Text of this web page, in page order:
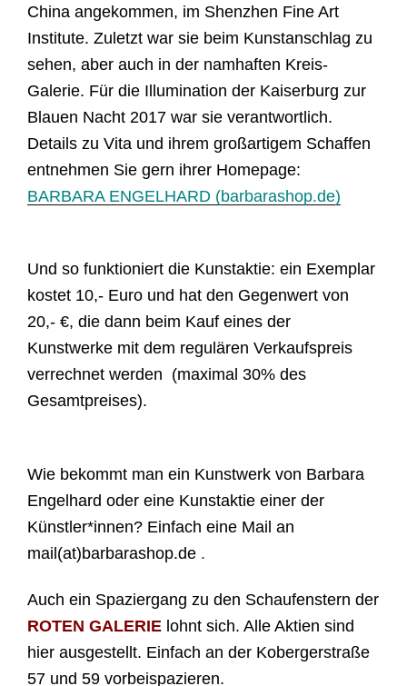
China angekommen, im Shenzhen Fine Art
Institute. Zuletzt war sie beim Kunstanschlag zu
sehen, aber auch in der namhaften Kreis-
Galerie. Für die Illumination der Kaiserburg zur
Blauen Nacht 2017 war sie verantwortlich.
Details zu Vita und ihrem großartigem Schaffen
entnehmen Sie gern ihrer Homepage:
BARBARA ENGELHARD (barbarashop.de)
Und so funktioniert die Kunstaktie: ein Exemplar
kostet 10,- Euro und hat den Gegenwert von
20,- €, die dann beim Kauf eines der
Kunstwerke mit dem regulären Verkaufspreis
verrechnet werden (maximal 30% des
Gesamtpreises).
Wie bekommt man ein Kunstwerk von Barbara
Engelhard oder eine Kunstaktie einer der
Künstler*innen? Einfach eine Mail an
mail(at)barbarashop.de .
Auch ein Spaziergang zu den Schaufenstern der
ROTEN GALERIE lohnt sich. Alle Aktien sind
hier ausgestellt. Einfach an der Kobergerstraße
57 und 59 vorbeispazieren.